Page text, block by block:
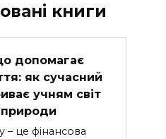
книги
допомагає
як сучасний
учням світ
– це фінансова